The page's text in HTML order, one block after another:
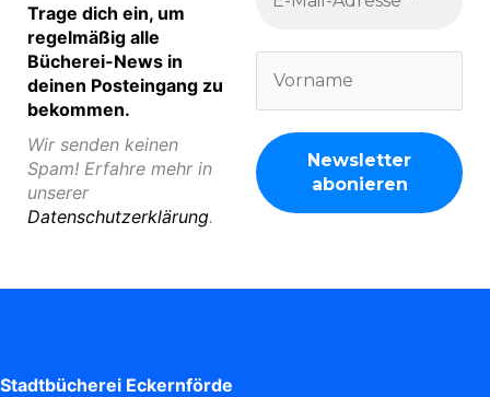
Trage dich ein, um
regelmäßig alle
Bücherei-News in
deinen Posteingang zu
bekommen.
Wir senden keinen
Spam! Erfahre mehr in
unserer
Datenschutzerklärung.
Stadtbücherei Eckernförde